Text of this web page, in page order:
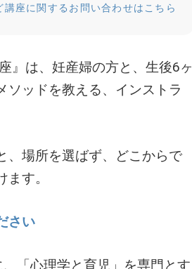
講座に関するお問い合わせはこちら
』は、妊産婦の方と、生後6ヶ
ソッドを教える、インストラ
、場所を選ばず、どこからで
す。
さい
「心理学と育児」を専門とす